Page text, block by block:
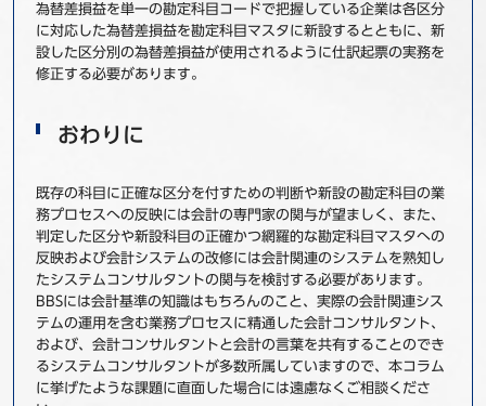
為替差損益を単一の勘定科目コードで把握している企業は各区分
に対応した為替差損益を勘定科目マスタに新設するとともに、新
設した区分別の為替差損益が使用されるように仕訳起票の実務を
修正する必要があります。
おわりに
既存の科目に正確な区分を付すための判断や新設の勘定科目の業
務プロセスへの反映には会計の専門家の関与が望ましく、また、
判定した区分や新設科目の正確かつ網羅的な勘定科目マスタへの
反映および会計システムの改修には会計関連のシステムを熟知し
たシステムコンサルタントの関与を検討する必要があります。
BBSには会計基準の知識はもちろんのこと、実際の会計関連シス
テムの運用を含む業務プロセスに精通した会計コンサルタント、
および、会計コンサルタントと会計の言葉を共有することのでき
るシステムコンサルタントが多数所属していますので、本コラム
に挙げたような課題に直面した場合には遠慮なくご相談くださ